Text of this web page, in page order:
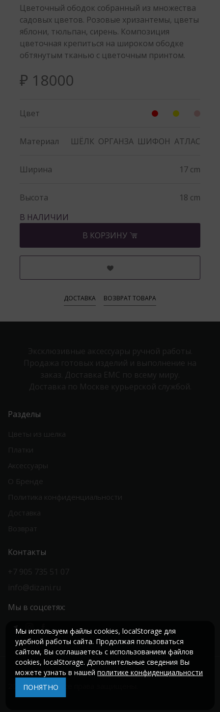
Цветочный ободок собранный из множества
садовых цветов. Розовые хризантемы, цветы
яблони, тюльпан, сирень. Композиция
цветочная крепиться на широком ободке
обтянутым тканью с цветочным принтом.
₽ 18000
Цвет
Материал ШЁЛК ОРГАНЗА ШИФОН АТЛАС
Ширина 17 cm
Высота
18 cm
В НАЛИЧИИ
В КОРЗИНУ
ДОСТАВКА ВОЗВРАТ ТОВАРА
Эксклюзивные аксессуары ручной работы.
Продажа готовых изделий и выполнение на
заказ. Доставка EMC по всему миру.
Доставка по Москве курьерской службой.
Разделы
Цветы из шелка
Платки
Аксессуары
О Бренде
Политика конфиденциальности
Доставка
Возврат
Контакты
+7 905 735 51 07
info@dizani.ru
Мы в соцсетях:
2026 © Dizani. Все права защищены.
Мы используем файлы cookies, localStorage для
удобной работы сайта. Продолжая пользоваться
сайтом, Вы соглашаетесь с использованием файлов
cookies, localStorage. Дополнительные сведения Вы
можете узнать в нашейполитике конфиденциальности
ПОНЯТНО